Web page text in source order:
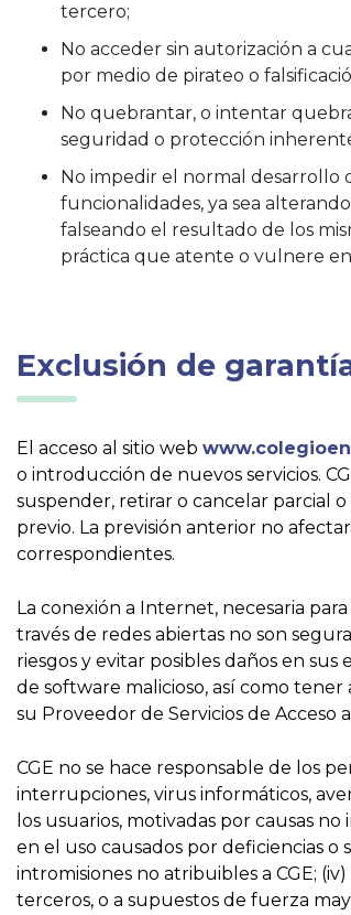
tercero;
No acceder sin autorización a
por medio de pirateo o
No quebrantar, o intentar
seguridad o protección
No impedir el normal desarrollo
funcionalidades, ya sea
falseando el resultado de los
práctica que atente o vulnere
Exclusión de
El acceso al sitio web
o introducción de nuevos servicios.
suspender, retirar o cancelar parcial
previo. La previsión anterior no
correspondientes.
La conexión a Internet, necesaria
través de redes abiertas no son
riesgos y evitar posibles daños en
de software malicioso, así como
su Proveedor de Servicios de Acceso
CGE no se hace responsable de los
interrupciones, virus informáticos,
los usuarios, motivadas por causas
en el uso causados por deficiencias
intromisiones no atribuibles a CGE;
terceros, o a supuestos de fuerza